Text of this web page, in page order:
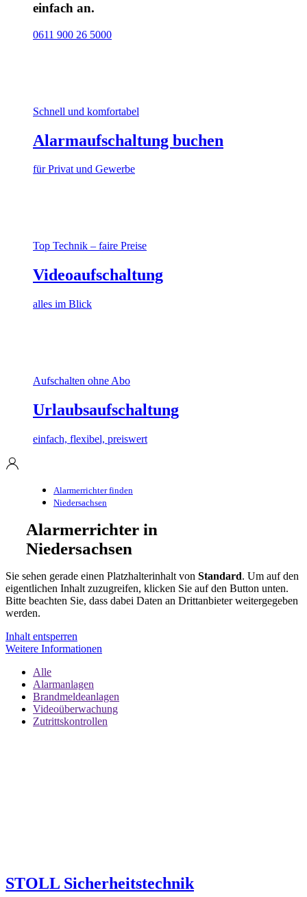
einfach an.
0611 900 26 5000
Schnell und komfortabel
Alarmaufschaltung buchen
für Privat und Gewerbe
Top Technik – faire Preise
Videoaufschaltung
alles im Blick
Aufschalten ohne Abo
Urlaubsaufschaltung
einfach, flexibel, preiswert
Alarmerrichter finden
Niedersachsen
Alarmerrichter in
Niedersachsen
Sie sehen gerade einen Platzhalterinhalt von Standard. Um auf den
eigentlichen Inhalt zuzugreifen, klicken Sie auf den Button unten.
Bitte beachten Sie, dass dabei Daten an Drittanbieter weitergegeben
werden.
Inhalt entsperren
Weitere Informationen
Alle
Alarmanlagen
Brandmeldeanlagen
Videoüberwachung
Zutrittskontrollen
STOLL Sicherheitstechnik